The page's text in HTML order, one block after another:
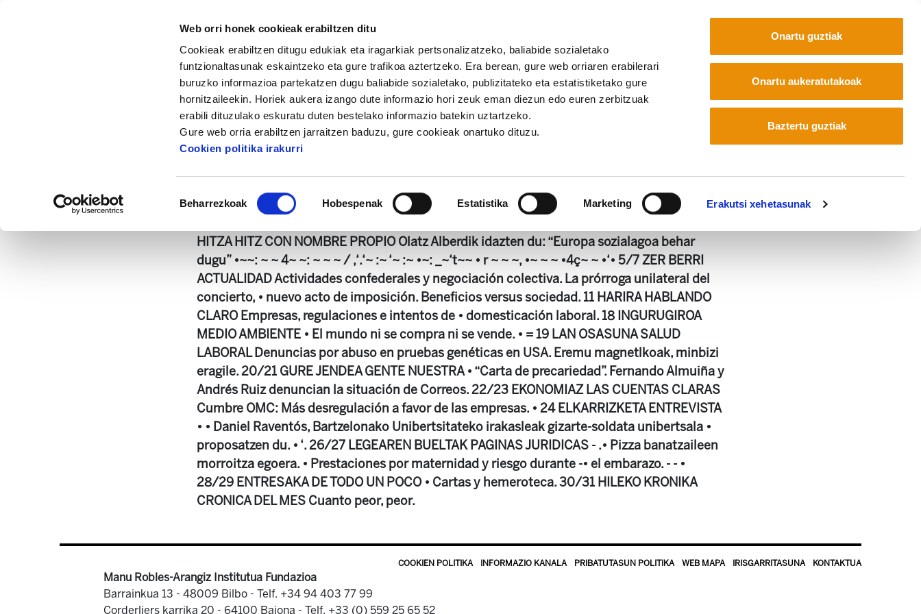
Web orri honek cookieak erabiltzen ditu
Cookieak erabiltzen ditugu edukiak eta iragarkiak pertsonalizatzeko, baliabide sozialetako
funtzionaltasunak eskaintzeko eta gure trafikoa aztertzeko. Era berean, gure web orriaren erabilerari
buruzko informazioa partekatzen dugu baliabide sozialetako, publizitateko eta estatistiketako gure
hornitzaileekin. Horiek aukera izango dute informazio hori zeuk eman diezun edo euren zerbitzuak
erabili dituzulako eskuratu duten bestelako informazio batekin uztartzeko.
Gure web orria erabiltzen jarraitzen baduzu, gure cookieak onartuko dituzu.
Cookien politika irakurri
hautatzea
Beharrezkoak Hobespenak Estatistika Marketing Erakutsi xehetasunak
Onartu guztiak
Onartu aukeratutakoak
Baztertu guztiak
Dokumentazio zentrua Landeia Landeia 98
HITZA HITZ CON NOMBRE PROPIO Olatz Alberdik idazten du: “Europa sozialagoa behar
dugu” •~~: ~ ~ 4~ ~: ~ ~ ~ / ,‘.‘~ :~ ‘~ :~ •~: _~‘t~~ • r ~ ~ ~, •~ ~ ~ •4ç~ ~ •‘• 5/7 ZER BERRI
ACTUALIDAD Actividades confederales y negociación colectiva. La prórroga unilateral del
concierto, • nuevo acto de imposición. Beneficios versus sociedad. 11 HARIRA HABLANDO
CLARO Empresas, regulaciones e intentos de • domesticación laboral. 18 INGURUGIROA
MEDIO AMBIENTE • El mundo ni se compra ni se vende. • = 19 LAN OSASUNA SALUD
LABORAL Denuncias por abuso en pruebas genéticas en USA. Eremu magnetlkoak, minbizi
eragile. 20/21 GURE JENDEA GENTE NUESTRA • “Carta de precariedad”. Fernando Almuiña y
Andrés Ruiz denuncian la situación de Correos. 22/23 EKONOMIAZ LAS CUENTAS CLARAS
Cumbre OMC: Más desregulación a favor de las empresas. • 24 ELKARRIZKETA ENTREVISTA
• • Daniel Raventós, Bartzelonako Unibertsitateko irakasleak gizarte-soldata unibertsala •
proposatzen du. • ‘. 26/27 LEGEAREN BUELTAK PAGINAS JURIDICAS - .• Pizza banatzaileen
morroitza egoera. • Prestaciones por maternidad y riesgo durante -• el embarazo. - - •
28/29 ENTRESAKA DE TODO UN POCO • Cartas y hemeroteca. 30/31 HILEKO KRONIKA
CRONICA DEL MES Cuanto peor, peor.
COOKIEN POLITIKA INFORMAZIO KANALA PRIBATUTASUN POLITIKA WEB MAPA IRISGARRITASUNA KONTAKTUA
Manu Robles-Arangiz Institutua Fundazioa
Barrainkua 13 - 48009 Bilbo - Telf. +34 94 403 77 99
Corderliers karrika 20 - 64100 Baiona - Telf. +33 (0) 559 25 65 52